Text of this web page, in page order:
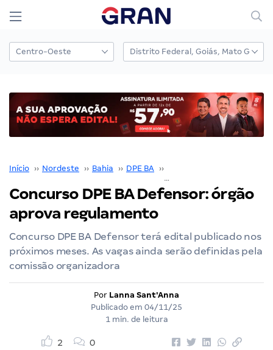
Início ›› Nordeste ›› Bahia ›› DPE BA ››
Concurso DPE BA Defensor: órgão
aprova regulamento
Concurso DPE BA Defensor terá edital publicado nos
próximos meses. As vagas ainda serão definidas pela
comissão organizadora
Por Lanna Sant'Anna
Publicado em 04/11/25
1 min. de leitura
2 0